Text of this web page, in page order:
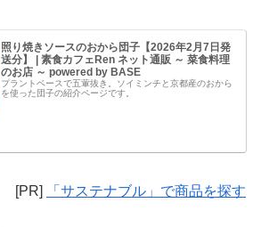
照り焼きソースのおから団子【2026年2月7日発
送分】 | 素食カフェRen ネット通販 ～ 菜食料理
のお店 ～ powered by BASE
プラントベースで五葷抜き。ソイミンチと京都産のおから
を使った団子の紹介ページです。
[PR] 「サステナブル」で商品を探す